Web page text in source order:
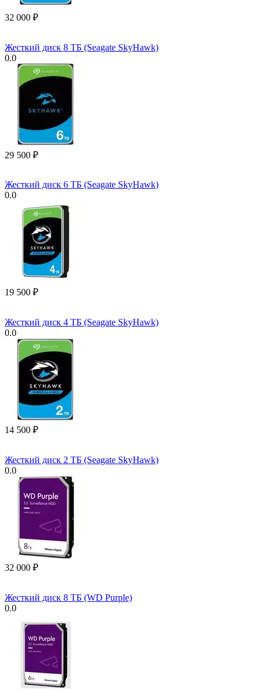
32 000 ₽
Жесткий диск 8 ТБ (Seagate SkyHawk)
0.0
29 500 ₽
Жесткий диск 6 ТБ (Seagate SkyHawk)
0.0
19 500 ₽
Жесткий диск 4 ТБ (Seagate SkyHawk)
0.0
14 500 ₽
Жесткий диск 2 ТБ (Seagate SkyHawk)
0.0
32 000 ₽
Жесткий диск 8 ТБ (WD Purple)
0.0